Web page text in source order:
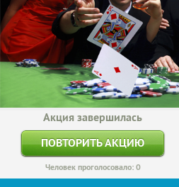
Акция завершилась
ПОВТОРИТЬ АКЦИЮ
Человек проголосовало: 0